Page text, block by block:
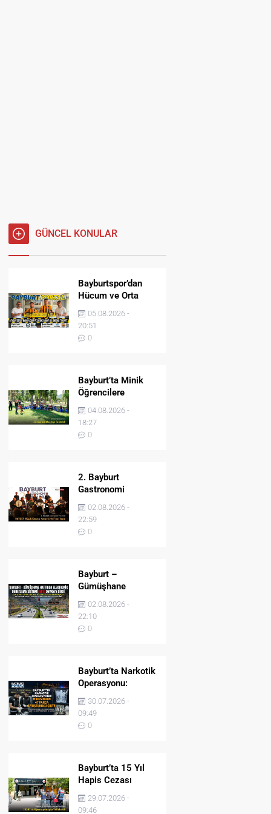
GÜNCEL KONULAR
Bayburtspor’dan
Hücum ve Orta
Sahaya İki Önemli
Takviye
05.08.2026 -
20:51
0
Bayburt’ta Minik
Öğrencilere
Jandarma Mesleği
Tanıtıldı
04.08.2026 -
18:27
0
2. Bayburt
Gastronomi
Festivali BAYDER
Müzik Korosu
Konseriyle Final
Yaptı
02.08.2026 -
22:59
0
Bayburt –
Gümüşhane
Hattında Elektronik
Denetleme Sistemi
(EDS) Devreye Girdi
02.08.2026 -
22:10
0
Bayburt’ta Narkotik
Operasyonu:
Midesinden 47
Parça Uyuşturucu
Çıktı!
30.07.2026 -
09:49
0
Bayburt’ta 15 Yıl
Hapis Cezası
Bulunan Şahıs
JASAT’ın
29.07.2026 -
09:46